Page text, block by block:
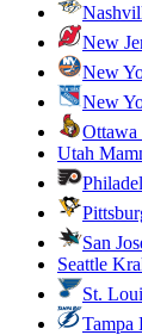
New
New
New
Ottawa
Utah
San
Seattle
St.
Tampa